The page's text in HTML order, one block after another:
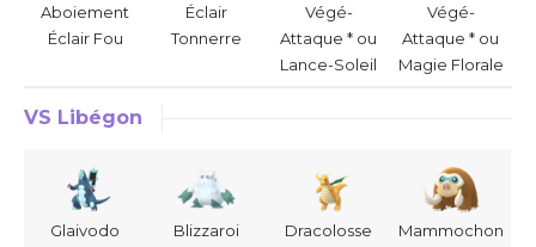
Aboiement
Éclair Fou
Éclair
Tonnerre
Végé-
Attaque * ou
Lance-Soleil
Végé-
Attaque * ou
Magie Florale
VS Libégon
Glaivodo Blizzaroi Dracolosse Mammochon